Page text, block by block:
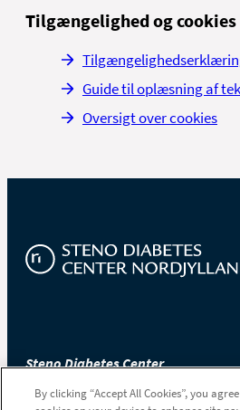
Tilgængelighed og cookies
Guide til oplæsning af
Oversigt over cookies
Steno Diabetes Center
By clicking “Accept All Cookies”, you